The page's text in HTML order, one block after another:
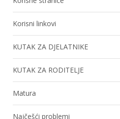
Korisni linkovi
KUTAK ZA DJELATNIKE
KUTAK ZA RODITELJE
Matura
Najčešći problemi